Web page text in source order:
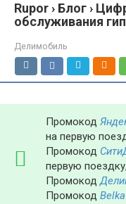
Rupor › Блог ›
обслуживания
Делимобиль
Промокод
на первую
Промокод
первую
Промокод
Промокод